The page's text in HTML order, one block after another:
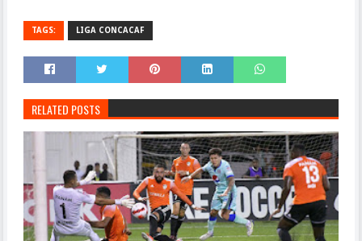
TAGS: LIGA CONCACAF
RELATED POSTS